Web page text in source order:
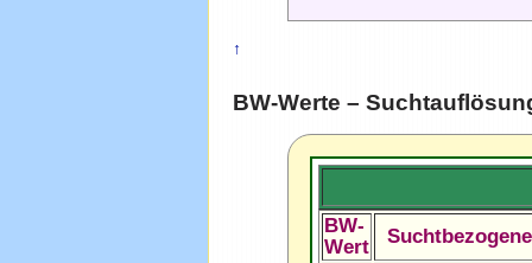
↑
BW-Werte –
BW-
Wert